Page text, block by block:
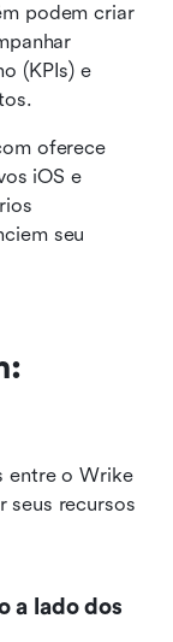
podem criar
(KPIs) e
oferece
iOS e
seu
entre o Wrike
seus recursos
a lado dos